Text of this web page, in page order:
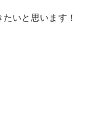
いと思います！